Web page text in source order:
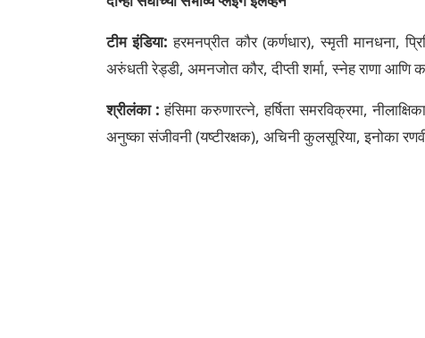
टीम इंडिया: हरमनप्रीत कौर (कर्णधार), स्मृती मानधना,
अरुंधती रेड्डी, अमनजोत कौर, दीप्ती शर्मा, स्नेह राणा आणि
श्रीलंका : हंसिमा करुणारत्ने, हर्षिता समरविक्रमा,
अनुष्का संजीवनी (यष्टीरक्षक), अचिनी कुलसूरिया, इनोका